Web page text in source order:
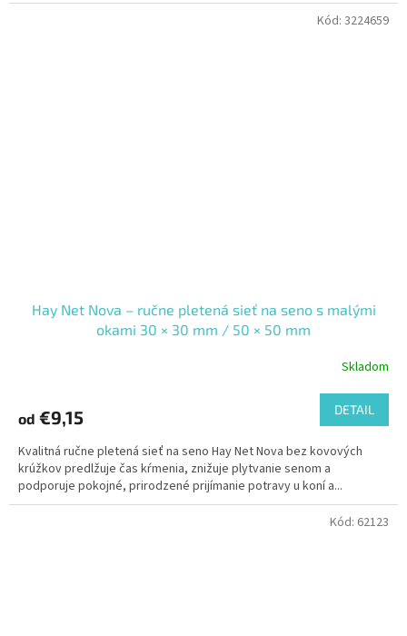
Hay Net Nova – ručne pletená sieť na seno s malými
okami 30 × 30 mm / 50 × 50 mm
Skladom
od €9,15 DETAIL
Kvalitná ručne pletená sieť na seno Hay Net Nova bez kovových
krúžkov predlžuje čas kŕmenia, znižuje plytvanie senom a
podporuje pokojné, prirodzené prijímanie potravy u koní a...
Kód: 3224659
Kód: 62123